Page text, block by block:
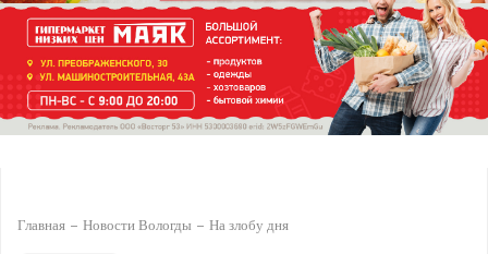
Главная Новости Вологды На злобу дня